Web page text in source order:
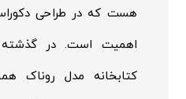
هست که در طراحی
اهمیت است. در
کتابخانه مدل روناک